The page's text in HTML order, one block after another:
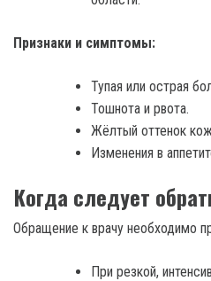
Признаки и симптомы:
Тупая или острая
Тошнота и рвота.
Жёлтый оттенок
Изменения в
Когда следует
Обращение к врачу необходимо
При резкой,